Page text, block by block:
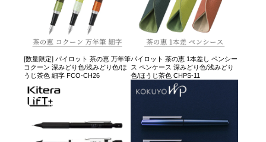
[数量限定] パイロット 茶の恵 万年筆
コクーン 深みどり色/浅みどり色/ほ
うじ茶色 細字 FCO-CH26
パイロット 茶の恵 1本差し ペンシー
ス ペンケース 深みどり色/浅みどり
色/ほうじ茶色 CHPS-11